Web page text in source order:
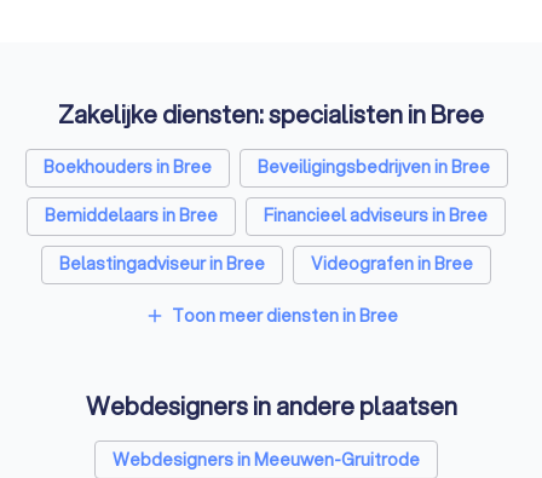
Zakelijke diensten: specialisten in Bree
Boekhouders in Bree
Beveiligingsbedrijven in Bree
Bemiddelaars in Bree
Financieel adviseurs in Bree
Belastingadviseur in Bree
Videografen in Bree
add Toon meer diensten in Bree
Webdesigners in andere plaatsen
Webdesigners in Meeuwen-Gruitrode